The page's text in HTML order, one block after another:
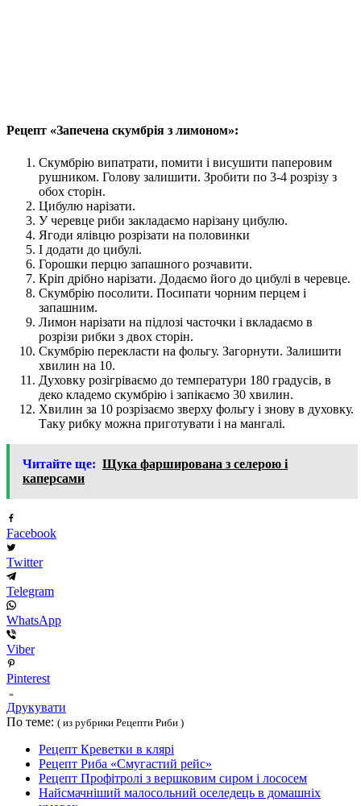
Рецепт «Запечена скумбрія з лимоном»:
Скумбрію випатрати, помити і висушити паперовим
рушником. Голову залишити. Зробити по 3-4 розрізу з
обох сторін.
Цибулю нарізати.
У черевце риби закладаємо нарізану цибулю.
Ягоди ялівцю розрізати на половинки
І додати до цибулі.
Горошки перцю запашного розчавити.
Кріп дрібно нарізати. Додаємо його до цибулі в черевце.
Скумбрію посолити. Посипати чорним перцем і
запашним.
Лимон нарізати на підлозі часточки і вкладаємо в
розрізи рибки з двох сторін.
Скумбрію перекласти на фольгу. Загорнути. Залишити
хвилин на 10.
Духовку розігріваємо до температури 180 градусів, в
деко кладемо скумбрію і запікаємо 30 хвилин.
Хвилин за 10 розрізаємо зверху фольгу і знову в духовку.
Таку рибку можна приготувати і на мангалі.
Читайте ще: Щука фарширована з селерою і
каперсами
Facebook
Twitter
Telegram
WhatsApp
Viber
Pinterest
Друкувати
По теме: ( из рубрики Рецепти Риби )
Рецепт Креветки в клярі
Рецепт Риба «Смугастий рейс»
Рецепт Профітролі з вершковим сиром і лососем
Найсмачніший малосольний оселедець в домашніх